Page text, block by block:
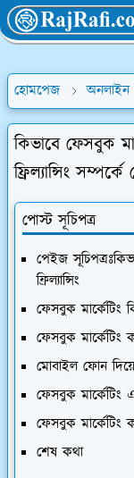
হোমপেজ
কিভাবে ফেসবুক
ফ্রিল্যান্সিং
পোস্ট সূচিপত্র
পেইজ
ফ্রিল্যান্সিং
ফেসবুক মার্কেটিং
ফেসবুক
মোবাইল ফোন
ফেসবুক মার্কেটিং
ফেসবুক
শেষ কথা